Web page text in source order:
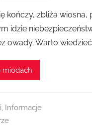
z
e
z
kończy, zbliża wiosna,
idzie
owady. Warto
miodach
, Informacje